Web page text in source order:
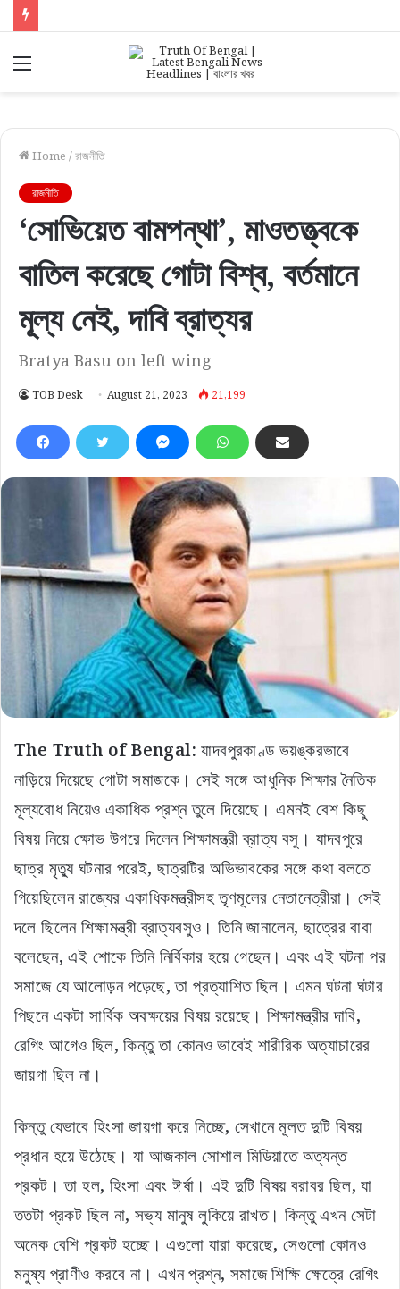
Menu
Home /রাজনীতি
রাজনীতি
‘সোভিয়েত বামপন্থা’, মাওতত্ত্বকে
বাতিল করেছে গোটা বিশ্ব, বর্তমানে
মূল্য নেই, দাবি ব্রাত্যর
Bratya Basu on left wing
TOB Desk August 21, 2023 21,199
The Truth of Bengal: যাদবপুরকাণ্ড ভয়ঙ্করভাবে
নাড়িয়ে দিয়েছে গোটা সমাজকে। সেই সঙ্গে আধুনিক শিক্ষার নৈতিক
মূল্যবোধ নিয়েও একাধিক প্রশ্ন তুলে দিয়েছে। এমনই বেশ কিছু
বিষয় নিয়ে ক্ষোভ উগরে দিলেন শিক্ষামন্ত্রী ব্রাত্য বসু। যাদবপুরে
ছাত্র মৃত্যু ঘটনার পরেই, ছাত্রটির অভিভাবকের সঙ্গে কথা বলতে
গিয়েছিলেন রাজ্যের একাধিকমন্ত্রীসহ তৃণমূলের নেতানেত্রীরা। সেই
দলে ছিলেন শিক্ষামন্ত্রী ব্রাত্যবসুও। তিনি জানালেন, ছাত্রের বাবা
বলেছেন, এই শোকে তিনি নির্বিকার হয়ে গেছেন। এবং এই ঘটনা পর
সমাজে যে আলোড়ন পড়েছে, তা প্রত্যাশিত ছিল। এমন ঘটনা ঘটার
পিছনে একটা সার্বিক অবক্ষয়ের বিষয় রয়েছে। শিক্ষামন্ত্রীর দাবি,
রেগিং আগেও ছিল, কিন্তু তা কোনও ভাবেই শারীরিক অত্যাচারের
জায়গা ছিল না।
কিন্তু যেভাবে হিংসা জায়গা করে নিচ্ছে, সেখানে মূলত দুটি বিষয়
প্রধান হয়ে উঠেছে। যা আজকাল সোশাল মিডিয়াতে অত্যন্ত
প্রকট। তা হল, হিংসা এবং ঈর্ষা। এই দুটি বিষয় বরাবর ছিল, যা
ততটা প্রকট ছিল না, সভ্য মানুষ লুকিয়ে রাখত। কিন্তু এখন সেটা
অনেক বেশি প্রকট হচ্ছে। এগুলো যারা করেছে, সেগুলো কোনও
মনুষ্য প্রাণীও করবে না। এখন প্রশ্ন, সমাজে শিক্ষি ক্ষেত্রে রেগিং